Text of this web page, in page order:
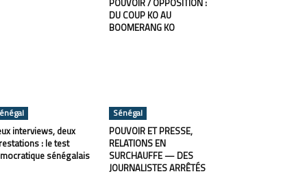
POUVOIR / OPPOSITION :
DU COUP KO AU
BOOMERANG KO
interviews, deux
: le test
sénégalais
Sénégal
POUVOIR ET PRESSE,
RELATIONS EN
SURCHAUFFE — DES
JOURNALISTES ARRÊTÉS